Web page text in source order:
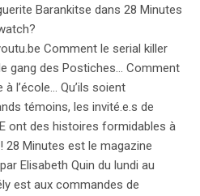
Barankitse dans 28 Minutes
Comment le serial killer
gang des Postiches... Comment
l’école... Qu’ils soient
témoins, les invité.e.s de
ont des histoires formidables à
Minutes est le magazine
Elisabeth Quin du lundi au
est aux commandes de